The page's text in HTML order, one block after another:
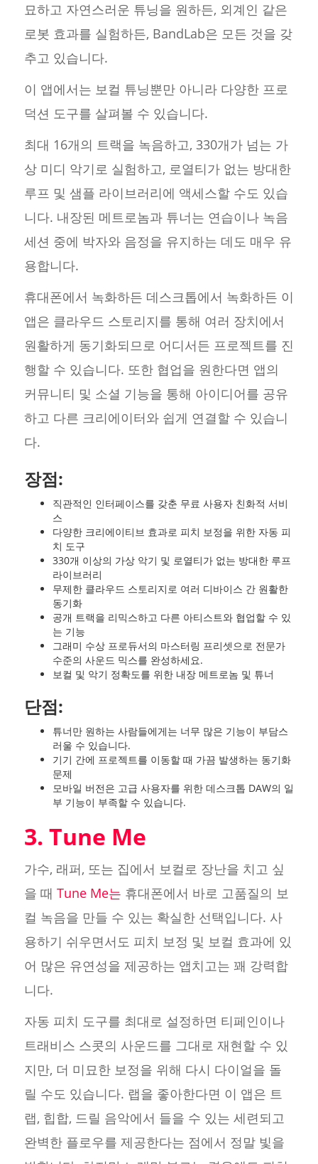
묘하고 자연스러운 튜닝을 원하든, 외계인 같은
로봇 효과를 실험하든, BandLab은 모든 것을 갖
추고 있습니다.
이 앱에서는 보컬 튜닝뿐만 아니라 다양한 프로
덕션 도구를 살펴볼 수 있습니다.
최대 16개의 트랙을 녹음하고, 330개가 넘는 가
상 미디 악기로 실험하고, 로열티가 없는 방대한
루프 및 샘플 라이브러리에 액세스할 수도 있습
니다. 내장된 메트로놈과 튜너는 연습이나 녹음
세션 중에 박자와 음정을 유지하는 데도 매우 유
용합니다.
휴대폰에서 녹화하든 데스크톱에서 녹화하든 이
앱은 클라우드 스토리지를 통해 여러 장치에서
원활하게 동기화되므로 어디서든 프로젝트를 진
행할 수 있습니다. 또한 협업을 원한다면 앱의
커뮤니티 및 소셜 기능을 통해 아이디어를 공유
하고 다른 크리에이터와 쉽게 연결할 수 있습니
다.
장점:
직관적인 인터페이스를 갖춘 무료 사용자 친화적 서비
스
다양한 크리에이티브 효과로 피치 보정을 위한 자동 피
치 도구
330개 이상의 가상 악기 및 로열티가 없는 방대한 루프
라이브러리
무제한 클라우드 스토리지로 여러 디바이스 간 원활한
동기화
공개 트랙을 리믹스하고 다른 아티스트와 협업할 수 있
는 기능
그래미 수상 프로듀서의 마스터링 프리셋으로 전문가
수준의 사운드 믹스를 완성하세요.
보컬 및 악기 정확도를 위한 내장 메트로놈 및 튜너
단점:
튜너만 원하는 사람들에게는 너무 많은 기능이 부담스
러울 수 있습니다.
기기 간에 프로젝트를 이동할 때 가끔 발생하는 동기화
문제
모바일 버전은 고급 사용자를 위한 데스크톱 DAW의 일
부 기능이 부족할 수 있습니다.
3. Tune Me
가수, 래퍼, 또는 집에서 보컬로 장난을 치고 싶
을 때 Tune Me는 휴대폰에서 바로 고품질의 보
컬 녹음을 만들 수 있는 확실한 선택입니다. 사
용하기 쉬우면서도 피치 보정 및 보컬 효과에 있
어 많은 유연성을 제공하는 앱치고는 꽤 강력합
니다.
자동 피치 도구를 최대로 설정하면 티페인이나
트래비스 스콧의 사운드를 그대로 재현할 수 있
지만, 더 미묘한 보정을 위해 다시 다이얼을 돌
릴 수도 있습니다. 랩을 좋아한다면 이 앱은 트
랩, 힙합, 드릴 음악에서 들을 수 있는 세련되고
완벽한 플로우를 제공한다는 점에서 정말 빛을